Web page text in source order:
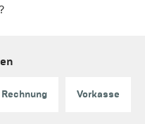
Rechnung Vorkasse